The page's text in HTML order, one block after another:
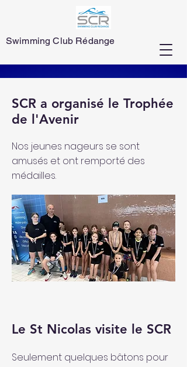
Swimming Club Rédange
SCR a organisé le Trophée
de l'Avenir
Nos jeunes nageurs se sont
amusés et ont remporté des
médailles.
Le St Nicolas visite le SCR
Seulement quelques bâtons pour